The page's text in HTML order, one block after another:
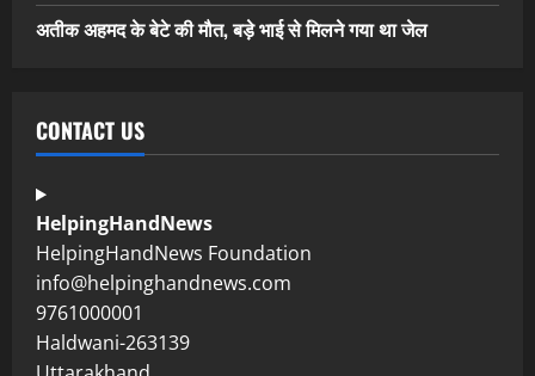
अतीक अहमद के बेटे की मौत, बड़े भाई से मिलने गया था जेल
CONTACT US
HelpingHandNews
HelpingHandNews Foundation
info@helpinghandnews.com
9761000001
Haldwani-263139